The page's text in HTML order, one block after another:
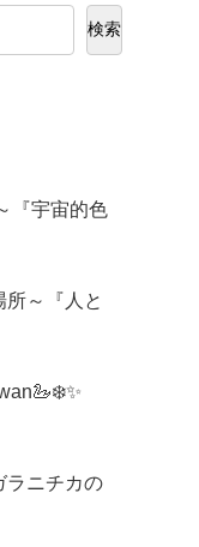
検索
『宇宙的色
～『人と
ラニチカの